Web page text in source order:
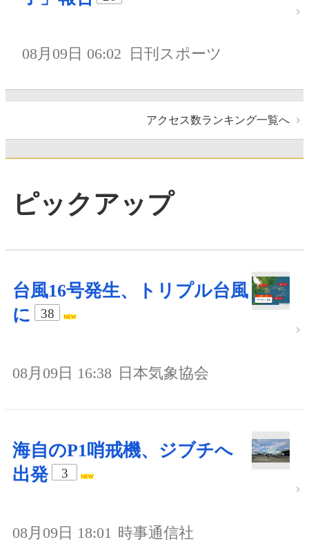
08月09日 06:02 日刊スポーツ
アクセス数ランキング一覧へ
ピックアップ
台風16号発生、トリプル台風
に
38
08月09日 16:38 日本気象協会
海自のP1哨戒機、ジブチへ
出発
3
08月09日 18:01 時事通信社